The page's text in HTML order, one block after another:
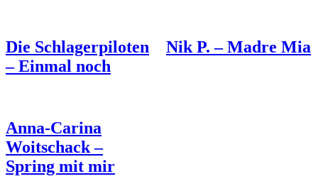
Die Schlagerpiloten
– Einmal noch
Nik P. – Madre Mia
Anna-Carina
Woitschack –
Spring mit mir